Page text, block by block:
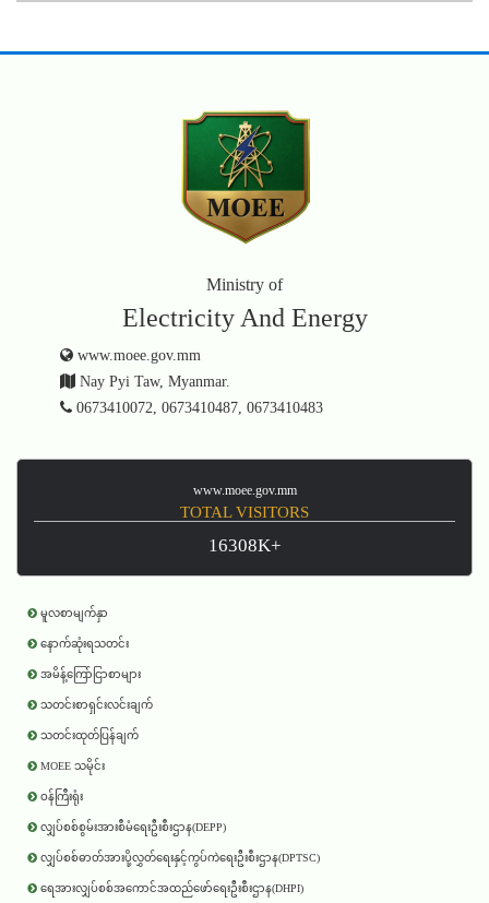
Ministry of
Electricity And Energy
www.moee.gov.mm
Nay Pyi Taw, Myanmar.
0673410072, 0673410487, 0673410483
www.moee.gov.mm
TOTAL VISITORS
16308K+
မူလစာမျက်နှာ
နောက်ဆုံးရသတင်း
အမိန့်ကြော်ငြာစာများ
သတင်းစာရှင်းလင်းချက်
သတင်းထုတ်ပြန်ချက်
MOEE သမိုင်း
ဝန်ကြီးရုံး
လျှပ်စစ်စွမ်းအားစီမံရေးဦးစီးဌာန(DEPP)
လျှပ်စစ်ဓာတ်အားပို့လွှတ်ရေးနှင့်ကွပ်ကဲရေးဦးစီးဌာန(DPTSC)
ရေအားလျှပ်စစ်အကောင်အထည်ဖော်ရေးဦးစီးဌာန(DHPI)